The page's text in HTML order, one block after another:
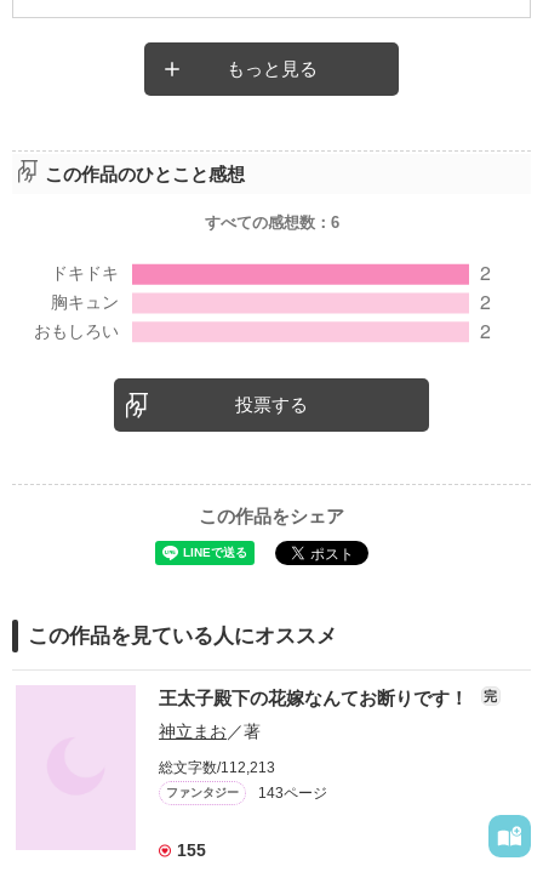
もっと見る
この作品のひとこと感想
すべての感想数： 6
投票する
この作品をシェア
この作品を見ている人にオススメ
王太子殿下の花嫁なんてお断りです！ 完
神立まお ／著
総文字数/112,213
ファンタジー 143ページ
155